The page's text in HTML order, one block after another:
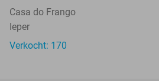
Casa do Frango
Ieper
Verkocht: 170